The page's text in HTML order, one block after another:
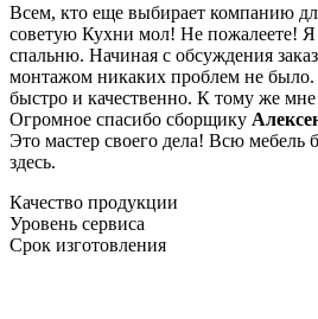
Всем, кто еще выбирает компанию
советую Кухни мол! Не пожалеете! Я
спальню. Начиная с обсуждения
монтажом никаких проблем не было.
быстро и качественно. К тому же
Огромное спасибо сборщику
Это мастер своего дела! Всю мебель
здесь.
Качество продукции
Уровень сервиса
Срок изготовления